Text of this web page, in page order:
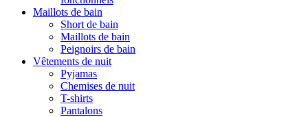
Maillots de bain
Short de bain
Maillots de bain
Peignoirs de bain
Vêtements de nuit
Pyjamas
Chemises de nuit
T-shirts
Pantalons